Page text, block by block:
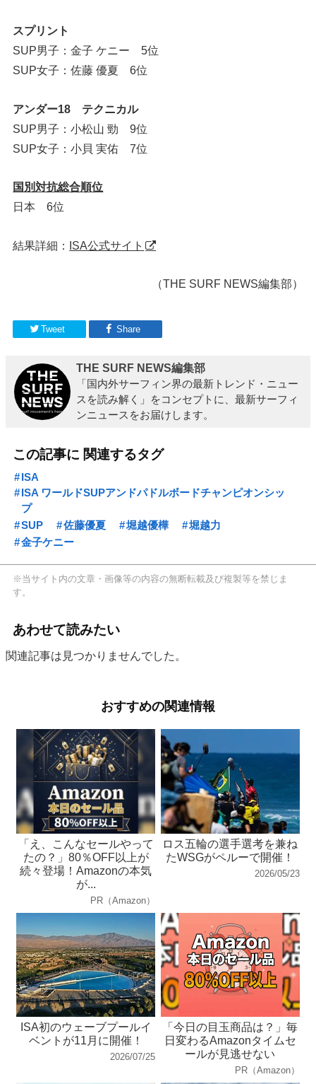
スプリント
SUP男子：金子 ケニー 5位
SUP女子：佐藤 優夏 6位
アンダー18 テクニカル
SUP男子：小松山 勁 9位
SUP女子：小貝 実佑 7位
国別対抗総合順位
日本 6位
結果詳細： ISA公式サイト
（THE SURF NEWS編集部）
Tweet Share
THE SURF NEWS編集部
「国内外サーフィン界の最新トレンド・ニュー
スを読み解く」をコンセプトに、最新サーフィ
ンニュースをお届けします。
この記事に 関連するタグ
ISA
ISA ワールドSUPアンドパドルボードチャンピオンシッ
プ
SUP
佐藤優夏 堀越優樺
堀越力
金子ケニー
※当サイト内の文章・画像等の内容の無断転載及び複製等を禁じま
す。
あわせて読みたい
関連記事は見つかりませんでした。
おすすめの関連情報
「え、こんなセールやって
たの？」80％OFF以上が
続々登場！Amazonの本気
が...
PR（Amazon）
ロス五輪の選手選考を兼ね
たWSGがペルーで開催！
2026/05/23
ISA初のウェーブプールイ
ベントが11月に開催！
2026/07/25
「今日の目玉商品は？」毎
日変わるAmazonタイムセ
ールが見逃せない
PR（Amazon）